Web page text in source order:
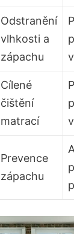
Odstranění
vlhkosti a
zápachu
Cílené
čištění
matrací
Prevence
zápachu